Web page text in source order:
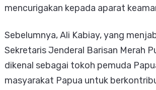
mencurigakan kepada aparat
Sebelumnya, Ali Kabiay, yang
Sekretaris Jenderal Barisan Merah
dikenal sebagai tokoh pemuda
masyarakat Papua untuk